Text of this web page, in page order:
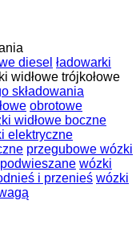
diesel ładowarki
widłowe trójkołowe
składowania
obrotowe
widłowe boczne
elektryczne
przegubowe wózki
wózki
i przenieś wózki